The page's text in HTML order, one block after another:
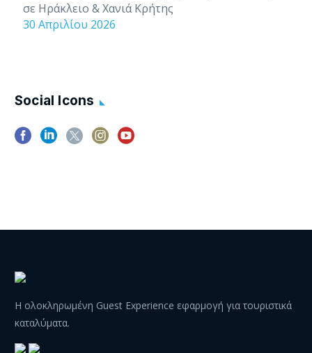
σε Ηράκλειο & Χανιά Κρήτης
30 Απριλίου 2026
Social Icons
Η ολοκληρωμένη Guest Experience εφαρμογή για τουριστικά
καταλύματα.